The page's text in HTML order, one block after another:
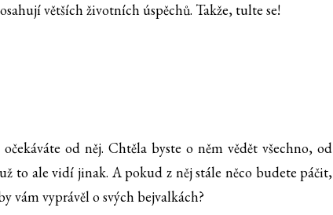
větších životních úspěchů. Takže, tulte se!
od něj. Chtěla byste o něm vědět všechno, od
to ale vidí jinak. A pokud z něj stále něco budete páčit,
vám vyprávěl o svých bejvalkách?